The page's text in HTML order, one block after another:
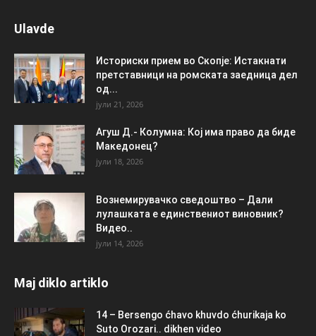
Ulavde
Историски прием во Скопје: Истакнати
претставници на ромската заедница дел
од...
јули 21, 2026
Агуш Д.- Колумна: Кој има право да биде
Македонец?
јули 18, 2026
Вознемирувачко сведоштво – Дали
лулашката е единствениот виновник?
Видео..
јули 14, 2026
Maj diklo artiklo
14 – Bersengo ćhavo khuvdo ćhurikaja ko
Suto Orozari.. dikhen video